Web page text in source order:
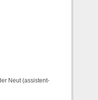
Neut (assistent-